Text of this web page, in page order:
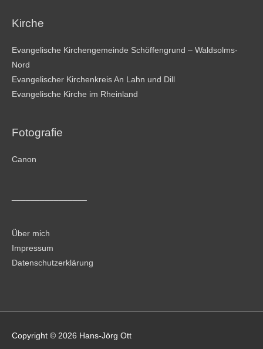
Kirche
Evangelische Kirchengemeinde Schöffengrund – Waldsolms-
Nord
Evangelischer Kirchenkreis An Lahn und Dill
Evangelische Kirche im Rheinland
Fotografie
Canon
Über mich
Impressum
Datenschutzerklärung
Copyright © 2026 Hans-Jörg Ott